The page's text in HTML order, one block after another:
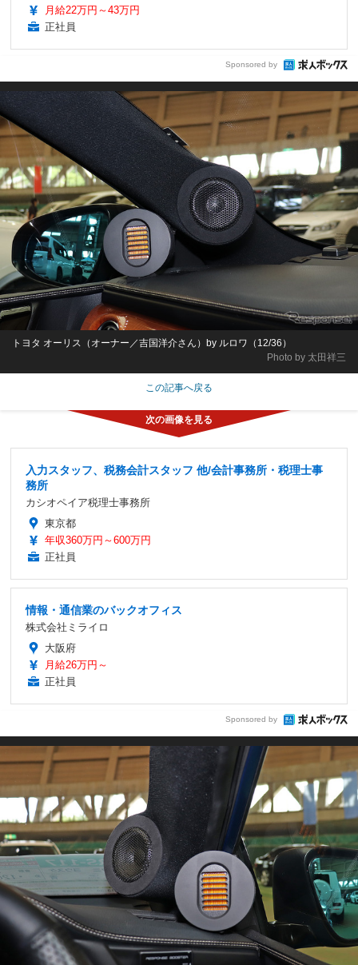
月給22万円～43万円
正社員
Sponsored by
Photo by 太田祥三
トヨタ オーリス（オーナー／吉国洋介さん）by ルロワ（12/36）
この記事へ戻る
入力スタッフ、税務会計スタッフ 他/会計事務所・税理士事
務所
カシオペイア税理士事務所
東京都
年収360万円～600万円
正社員
情報・通信業のバックオフィス
株式会社ミライロ
大阪府
月給26万円～
正社員
Sponsored by